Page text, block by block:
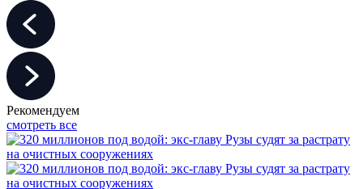
Рекомендуем
смотреть все